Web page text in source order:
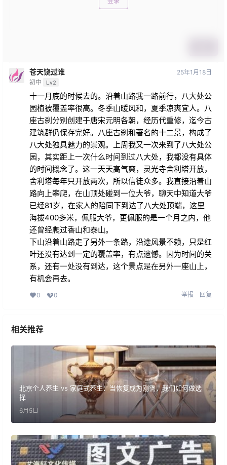
苍天饶过谁
初中 Lv2
25年1月18日
十一月底的时候去的。沿着山路我一路前行，八大处公
园植被覆盖率很高。冬季山暖风和，夏季凉爽宜人。八
座古刹分别创建于唐宋元明各朝，经历代重修，迄今古
建筑群仍保存完好。八座古刹和著名的十二景，构成了
八大处独具魅力的景观。上周我又一次来到了八大处公
园，其实距上一次什么时间到过八大处，我都没有具体
的时间概念了。这一天天高气爽，灵光寺舍利塔开放，
舍利塔每年只开放两次，所以信徒众多。我直接沿着山
路向上攀爬，在山顶处碰到一位大爷，聊天中知道大爷
已经81岁，在家人的陪同下到达了八大处顶端，这里
海拔400多米，佩服大爷，更佩服的是一个月之内，他
还曾经爬过香山和泰山。
下山沿着山路走了另外一条路，沿途风景不赖，只是红
叶还没有达到一定的覆盖率，有点遗憾。因为时间的关
系，还有一处没有到达，这个景点是在另外一座山上，
有机会再去。
0 0 举报 回复
相关推荐
北京个人养生 vs 家庭式养生：当恢复成为刚需，我们如何做选
择
6月5日